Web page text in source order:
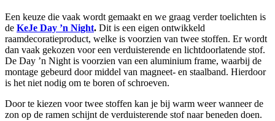
Een keuze die vaak wordt gemaakt en we graag verder toelichten is
de KeJe Day ’n Night. Dit is een eigen ontwikkeld
raamdecoratieproduct, welke is voorzien van twee stoffen. Er wordt
dan vaak gekozen voor een verduisterende en lichtdoorlatende stof.
De Day ’n Night is voorzien van een aluminium frame, waarbij de
montage gebeurd door middel van magneet- en staalband. Hierdoor
is het niet nodig om te boren of schroeven.
Door te kiezen voor twee stoffen kan je bij warm weer wanneer de
zon op de ramen schijnt de verduisterende stof naar beneden doen.